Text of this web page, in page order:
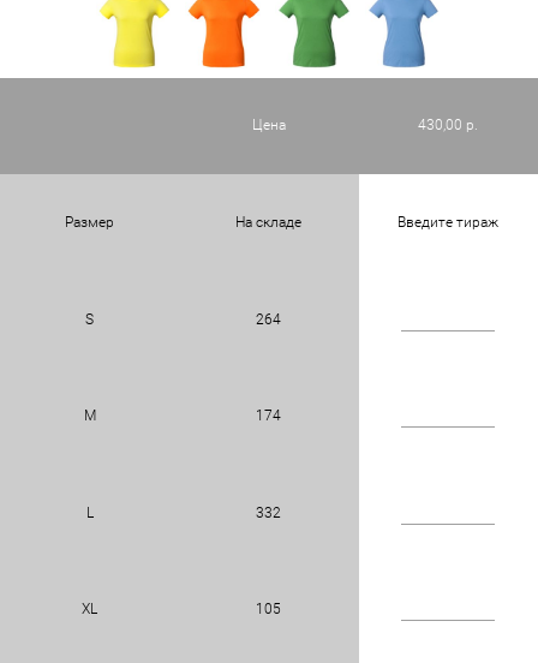
Цена 430,00 р.
Размер На складе Введите тираж
S 264
M 174
L 332
XL 105